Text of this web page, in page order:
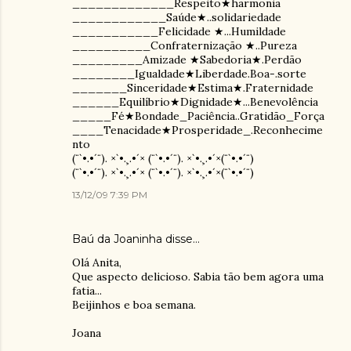
_____________Respeito★harmonia
____________Saúde★..solidariedade
___________Felicidade ★...Humildade
__________Confraternização ★..Pureza
_________Amizade ★Sabedoria★.Perdão
________Igualdade★Liberdade.Boa-.sorte
_______Sinceridade★Estima★.Fraternidade
______Equilíbrio★Dignidade★...Benevolência
_____Fé★Bondade_Paciência..Gratidão_Força
____Tenacidade★Prosperidade_.Reconhecime
nto
(¨`•.•´¨). ×`•.¸.•´× (¨`•.•´¨). ×`•.¸.•´×(¨`•.•´¨)
(¨`•.•´¨). ×`•.¸.•´× (¨`•.•´¨). ×`•.¸.•´×(¨`•.•´¨)
13/12/09 7:39 PM
Baú da Joaninha disse…
Olá Anita,
Que aspecto delicioso. Sabia tão bem agora uma
fatia...
Beijinhos e boa semana.
Joana